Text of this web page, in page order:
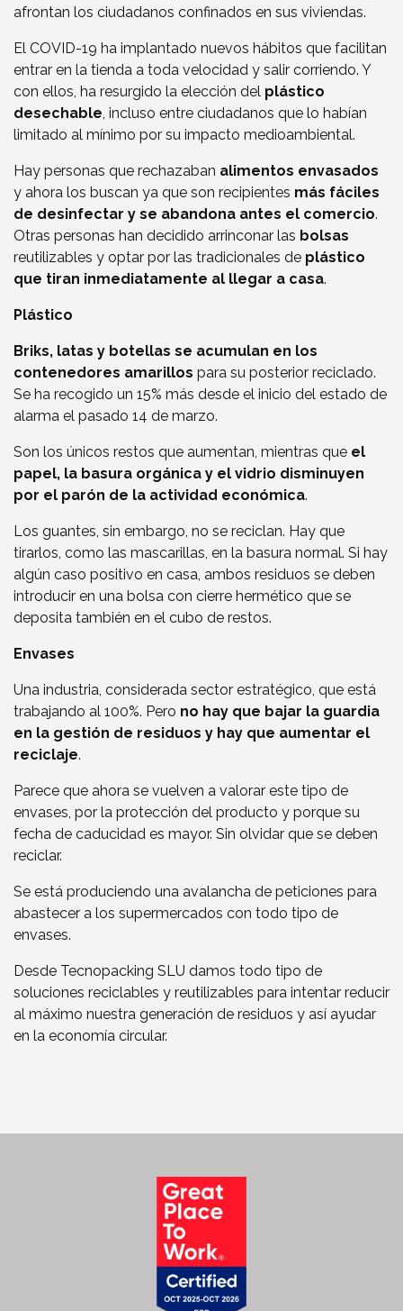
afrontan los ciudadanos confinados en sus viviendas.
El COVID-19 ha implantado nuevos hábitos que facilitan
entrar en la tienda a toda velocidad y salir corriendo. Y
con ellos, ha resurgido la elección del plástico
desechable , incluso entre ciudadanos que lo habían
limitado al mínimo por su impacto medioambiental.
Hay personas que rechazaban alimentos envasados
y ahora los buscan ya que son recipientes más fáciles
de desinfectar y se abandona antes el comercio.
Otras personas han decidido arrinconar las bolsas
reutilizables y optar por las tradicionales de plástico
que tiran inmediatamente al llegar a casa.
Plástico
Briks, latas y botellas se acumulan en los
contenedores amarillos para su posterior reciclado.
Se ha recogido un 15% más desde el inicio del estado de
alarma el pasado 14 de marzo.
Son los únicos restos que aumentan, mientras que el
papel, la basura orgánica y el vidrio disminuyen
por el parón de la actividad económica.
Los guantes, sin embargo, no se reciclan. Hay que
tirarlos, como las mascarillas, en la basura normal. Si hay
algún caso positivo en casa, ambos residuos se deben
introducir en una bolsa con cierre hermético que se
deposita también en el cubo de restos.
Envases
Una industria, considerada sector estratégico, que está
trabajando al 100%. Pero no hay que bajar la guardia
en la gestión de residuos y hay que aumentar el
reciclaje.
Parece que ahora se vuelven a valorar este tipo de
envases, por la protección del producto y porque su
fecha de caducidad es mayor. Sin olvidar que se deben
reciclar.
Se está produciendo una avalancha de peticiones para
abastecer a los supermercados con todo tipo de
envases.
Desde Tecnopacking SLU damos todo tipo de
soluciones reciclables y reutilizables para intentar reducir
al máximo nuestra generación de residuos y así ayudar
en la economía circular.